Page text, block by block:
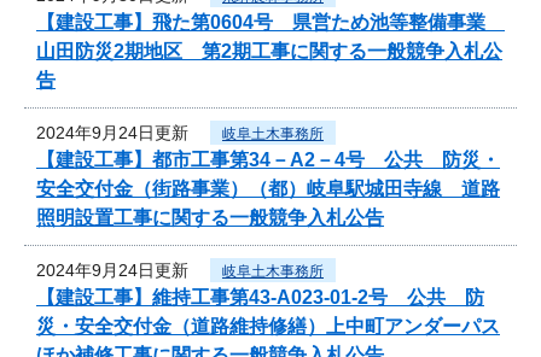
【建設工事】飛た第0604号 県営ため池等整備事業
山田防災2期地区 第2期工事に関する一般競争入札公
告
2024年9月24日更新 岐阜土木事務所
【建設工事】都市工事第34－A2－4号 公共 防災・
安全交付金（街路事業）（都）岐阜駅城田寺線 道路
照明設置工事に関する一般競争入札公告
2024年9月24日更新 岐阜土木事務所
【建設工事】維持工事第43-A023-01-2号 公共 防
災・安全交付金（道路維持修繕）上中町アンダーパス